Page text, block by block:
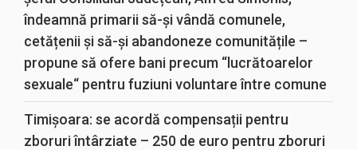
îndeamnă primarii să-și vândă comunele,
cetățenii și să-și abandoneze comunitățile –
propune să ofere bani precum “lucrătoarelor
sexuale“ pentru fuziuni voluntare între comune
Timișoara: se acordă compensații pentru
zboruri întârziate – 250 de euro pentru zboruri